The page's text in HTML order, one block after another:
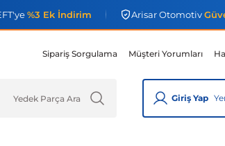
%3 Ek İndirim Arisar Otomotiv
Sipariş Sorgulama Müşteri Yorumları
Giriş Yap